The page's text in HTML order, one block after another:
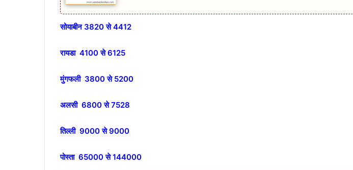
सोयाबीन 3820 से 4412
रायडा 4100 से 6125
मुंगफली 3800 से 5200
अलसी 6800 से 7528
तिल्ली 9000 से 9000
पोस्ता 65000 से 144000